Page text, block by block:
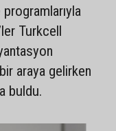
Turkcell
araya gelirken
buldu.